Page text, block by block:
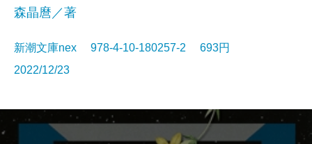
森晶麿／著
新潮文庫nex 978-4-10-180257-2 693円
2022/12/23